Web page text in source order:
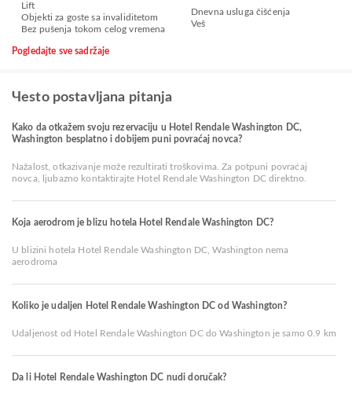
Lift
Objekti za goste sa invaliditetom
Bez pušenja tokom celog vremena
Dnevna usluga čišćenja
Veš
Pogledajte sve sadržaje
Чesto postavljana pitanja
Kako da otkažem svoju rezervaciju u Hotel Rendale Washington DC,
Washington besplatno i dobijem puni povraćaj novca?
Nažalost, otkazivanje može rezultirati troškovima. Za potpuni povraćaj
novca, ljubazno kontaktirajte Hotel Rendale Washington DC direktno.
Koja aerodrom je blizu hotela Hotel Rendale Washington DC?
U blizini hotela Hotel Rendale Washington DC, Washington nema
aerodroma
Koliko je udaljen Hotel Rendale Washington DC od Washington?
Udaljenost od Hotel Rendale Washington DC do Washington je samo 0.9 km
Da li Hotel Rendale Washington DC nudi doručak?